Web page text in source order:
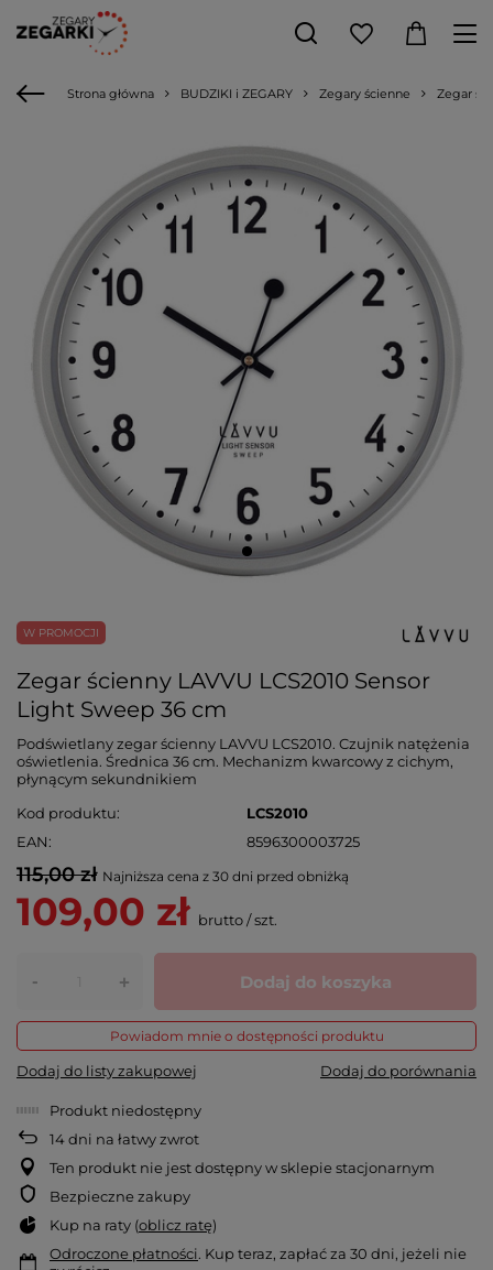
Strona główna BUDZIKI i ZEGARY Zegary ścienne Zegar
W PROMOCJI
Zegar ścienny LAVVU LCS2010 Sensor
Light Sweep 36 cm
Podświetlany zegar ścienny LAVVU LCS2010. Czujnik natężenia
oświetlenia. Średnica 36 cm. Mechanizm kwarcowy z cichym,
płynącym sekundnikiem
Kod produktu
LCS2010
EAN
8596300003725
115,00 zł Najniższa cena z 30 dni przed obniżką
109,00 zł brutto/szt.
- + Dodaj do koszyka
Powiadom mnie o dostępności produktu
Dodaj do listy zakupowej Dodaj do porównania
Produkt niedostępny
14dni na łatwy zwrot
Ten produkt nie jest dostępny w sklepie stacjonarnym
Bezpieczne zakupy
Kup na raty (oblicz ratę)
Odroczone płatności. Kup teraz, zapłać za 30 dni, jeżeli nie